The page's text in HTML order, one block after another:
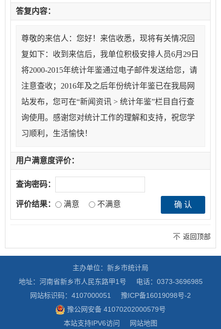
答复内容：
尊敬的来信人：您好！来信收悉，现将有关情况回
复如下：收到来信后，我单位积极安排人员6月29日
将2000-2015年统计年鉴通过电子邮件发送给您，请
注意查收；2016年及之后年份统计年鉴已在我局网
站发布，您可在“新闻资讯 > 统计年鉴”栏目自行查
询使用。感谢您对统计工作的理解和支持，祝您学
习顺利，生活愉快！
用户满意度评价：
查询密码：
评价结果： 满意 不满意
返回顶部
主办单位：新乡市统计局
地址：河南省新乡市人民东路甲1号
电话：0373-3696985
网站标识码：4107000051
豫ICP备16019098号-2
豫公网安备 41070202000579号
本站支持IPV6访问
网站地图